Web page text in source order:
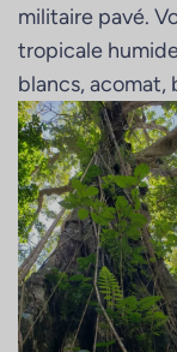
militaire pavé.
tropicale
blancs, acomat,